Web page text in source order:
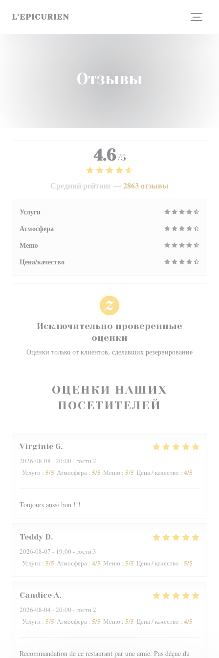
L'EPICURIEN
Отзывы
ОЦЕНКИ НАШИХ
ПОСЕТИТЕЛЕЙ
Virginie G
2026-08-08 - 20:00 - гости 2
Услуги : 5/5 Атмосфера : 5/5 Меню : 5/5 Цена / качество : 4/5
Toujours aussi bon !!!
Teddy D
2026-08-07 - 19:00 - гости 3
Услуги : 5/5 Атмосфера : 4/5 Меню : 5/5 Цена / качество : 5/5
Candice A
2026-08-04 - 20:00 - гости 2
Услуги : 5/5 Атмосфера : 5/5 Меню : 5/5 Цена / качество : 4/5
Recommandation de ce restaurant par une amie. Pas déçue du
4.6 /5
Средний рейтинг —2863 отзывы
Услуги
Атмосфера
Меню
Цена/качество
Исключительно проверенные
оценки
Оценки только от клиентов, сделавших резервирование